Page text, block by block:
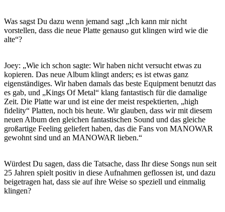
Was sagst Du dazu wenn jemand sagt „Ich kann mir nicht
vorstellen, dass die neue Platte genauso gut klingen wird wie die
alte“?
Joey: „Wie ich schon sagte: Wir haben nicht versucht etwas zu
kopieren. Das neue Album klingt anders; es ist etwas ganz
eigenständiges. Wir haben damals das beste Equipment benutzt das
es gab, und „Kings Of Metal“ klang fantastisch für die damalige
Zeit. Die Platte war und ist eine der meist respektierten, „high
fidelity“ Platten, noch bis heute. Wir glauben, dass wir mit diesem
neuen Album den gleichen fantastischen Sound und das gleiche
großartige Feeling geliefert haben, das die Fans von MANOWAR
gewohnt sind und an MANOWAR lieben.“
Würdest Du sagen, dass die Tatsache, dass Ihr diese Songs nun seit
25 Jahren spielt positiv in diese Aufnahmen geflossen ist, und dazu
beigetragen hat, dass sie auf ihre Weise so speziell und einmalig
klingen?